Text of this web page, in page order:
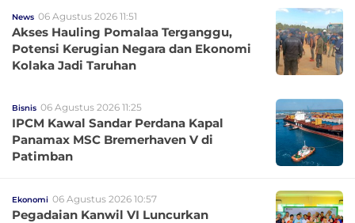
News 06 Agustus 2026 11:51
Akses Hauling Pomalaa Terganggu,
Potensi Kerugian Negara dan Ekonomi
Kolaka Jadi Taruhan
Bisnis 06 Agustus 2026 11:25
IPCM Kawal Sandar Perdana Kapal
Panamax MSC Bremerhaven V di
Patimban
Ekonomi 06 Agustus 2026 10:57
Pegadaian Kanwil VI Luncurkan